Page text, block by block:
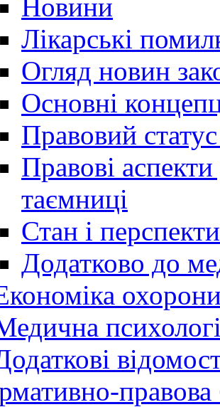
Новини
Лікарські
Огляд новин
Основні
Правовий
Правові
таємниці
Стан і
Додатково до
правова